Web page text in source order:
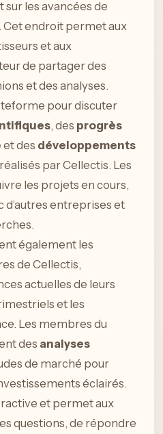
les avancées de
. Cet endroit permet aux
et aux
de partager des
et des analyses.
pour discuter
, des progrès
et des développements
réalisés par Cellectis. Les
les projets en cours,
d’autres entreprises et
également les
de Cellectis,
actuelles de leurs
et les
Les membres du
des analyses
de marché pour
éclairés.
et permet aux
questions, de répondre